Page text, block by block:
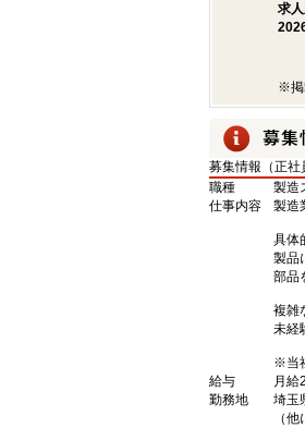
求
※掲
募集情報（正社
職種
製造
仕事内容
製造
具体
製品
部品
複雑
未経
※当
給与
月給
勤務地
埼玉
（